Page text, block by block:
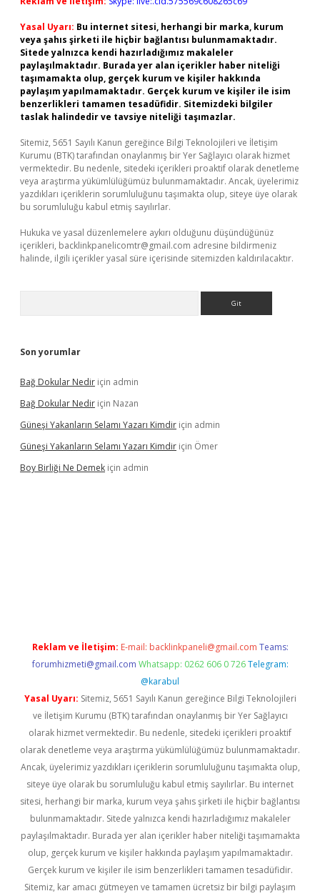
Yasal Uyarı: Bu internet sitesi, herhangi bir marka, kurum
veya şahıs şirketi ile hiçbir bağlantısı bulunmamaktadır.
Sitede yalnızca kendi hazırladığımız makaleler
paylaşılmaktadır. Burada yer alan içerikler haber niteliği
taşımamakta olup, gerçek kurum ve kişiler hakkında
paylaşım yapılmamaktadır. Gerçek kurum ve kişiler ile isim
benzerlikleri tamamen tesadüfidir. Sitemizdeki bilgiler
taslak halindedir ve tavsiye niteliği taşımazlar.
Sitemiz, 5651 Sayılı Kanun gereğince Bilgi Teknolojileri ve İletişim
Kurumu (BTK) tarafından onaylanmış bir Yer Sağlayıcı olarak hizmet
vermektedir. Bu nedenle, sitedeki içerikleri proaktif olarak denetleme
veya araştırma yükümlülüğümüz bulunmamaktadır. Ancak, üyelerimiz
yazdıkları içeriklerin sorumluluğunu taşımakta olup, siteye üye olarak
bu sorumluluğu kabul etmiş sayılırlar.
Hukuka ve yasal düzenlemelere aykırı olduğunu düşündüğünüz
içerikleri, backlinkpanelicomtr@gmail.com adresine bildirmeniz
halinde, ilgili içerikler yasal süre içerisinde sitemizden kaldırılacaktır.
Son yorumlar
Bağ Dokular Nedir için admin
Bağ Dokular Nedir için Nazan
Güneşi Yakanların Selamı Yazarı Kimdir için admin
Güneşi Yakanların Selamı Yazarı Kimdir için Ömer
Boy Birliği Ne Demek için admin
Reklam ve İletişim: E-mail: backlinkpaneli@gmail.com Teams:
forumhizmeti@gmail.com Whatsapp: 0262 606 0 726 Telegram:
@karabul
Yasal Uyarı: Sitemiz, 5651 Sayılı Kanun gereğince Bilgi Teknolojileri
ve İletişim Kurumu (BTK) tarafından onaylanmış bir Yer Sağlayıcı
olarak hizmet vermektedir. Bu nedenle, sitedeki içerikleri proaktif
olarak denetleme veya araştırma yükümlülüğümüz bulunmamaktadır.
Ancak, üyelerimiz yazdıkları içeriklerin sorumluluğunu taşımakta olup,
siteye üye olarak bu sorumluluğu kabul etmiş sayılırlar. Bu internet
sitesi, herhangi bir marka, kurum veya şahıs şirketi ile hiçbir bağlantısı
bulunmamaktadır. Sitede yalnızca kendi hazırladığımız makaleler
paylaşılmaktadır. Burada yer alan içerikler haber niteliği taşımamakta
olup, gerçek kurum ve kişiler hakkında paylaşım yapılmamaktadır.
Gerçek kurum ve kişiler ile isim benzerlikleri tamamen tesadüfidir.
Sitemiz, kar amacı gütmeyen ve tamamen ücretsiz bir bilgi paylaşım